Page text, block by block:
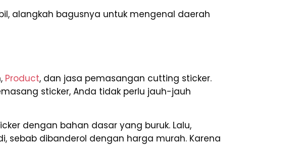
alangkah bagusnya untuk mengenal daerah
Product, dan jasa pemasangan cutting sticker.
sticker, Anda tidak perlu jauh-jauh
dengan bahan dasar yang buruk. Lalu,
sebab dibanderol dengan harga murah. Karena